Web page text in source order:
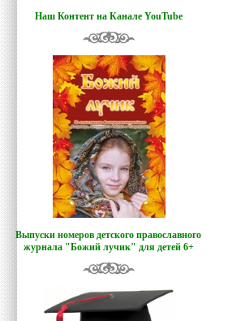
Наш Контент на Канале YouTube
Выпуски номеров детского православного
журнала "Божий лучик" для детей 6+